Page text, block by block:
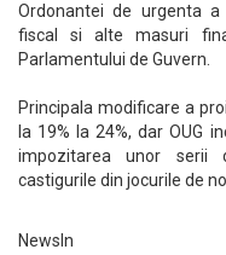
Ordonantei de urgenta a
fiscal si alte masuri
Parlamentului de Guvern.
Principala modificare a
la 19% la 24%, dar OUG
impozitarea unor serii
castigurile din jocurile de
NewsIn